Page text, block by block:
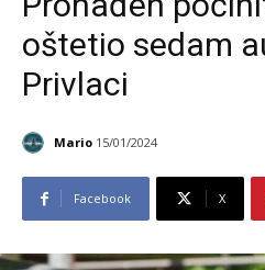
oštetio sedam
Privlaci
Mario 15/01/2024
Facebook X